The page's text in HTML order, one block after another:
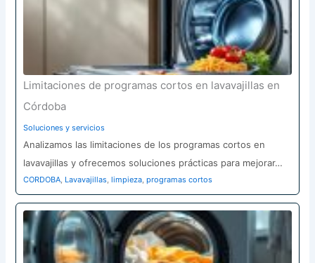
Limitaciones de programas cortos en lavavajillas en
Córdoba
Soluciones y servicios
Analizamos las limitaciones de los programas cortos en
lavavajillas y ofrecemos soluciones prácticas para mejorar…
CORDOBA, Lavavajillas,limpieza,programas cortos